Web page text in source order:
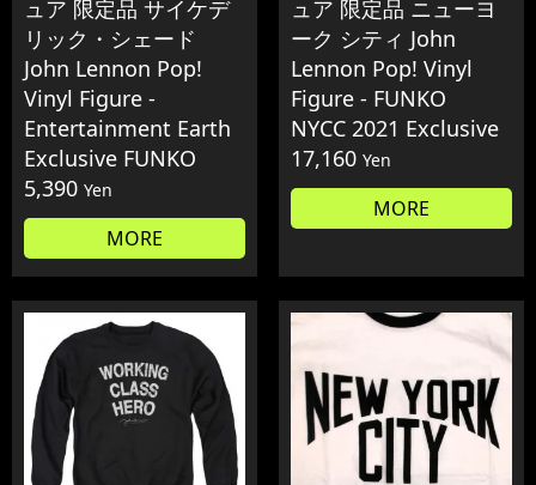
ュア 限定品 サイケデ
リック・シェード
John Lennon Pop!
Vinyl Figure -
Entertainment Earth
Exclusive FUNKO
5,390 Yen
MORE
ュア 限定品 ニューヨ
ーク シティ John
Lennon Pop! Vinyl
Figure - FUNKO
NYCC 2021 Exclusive
17,160 Yen
MORE